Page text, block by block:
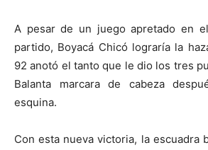
A pesar de un juego apretado en
partido, Boyacá Chicó lograría la
92 anotó el tanto que le dio los tres
Balanta marcara de cabeza
esquina.
Con esta nueva victoria, la escuadra